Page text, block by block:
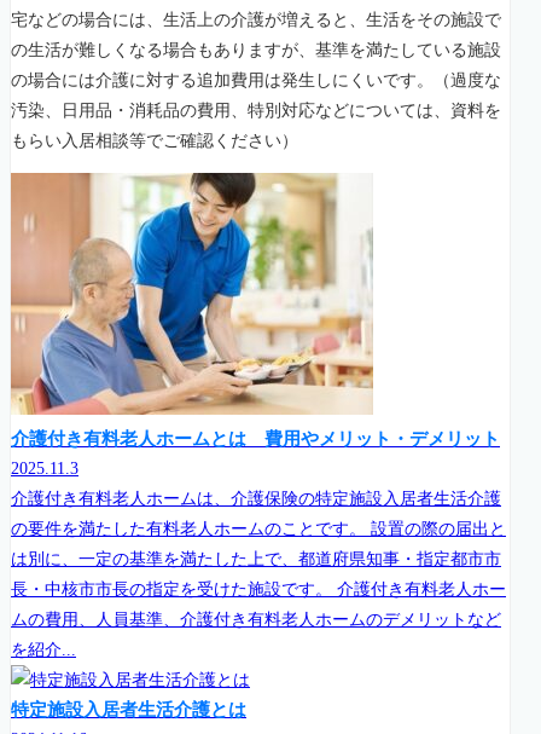
宅などの場合には、生活上の介護が増えると、生活をその施設で
の生活が難しくなる場合もありますが、基準を満たしている施設
の場合には介護に対する追加費用は発生しにくいです。（過度な
汚染、日用品・消耗品の費用、特別対応などについては、資料を
もらい入居相談等でご確認ください）
介護付き有料老人ホームとは 費用やメリット・デメリット
2025.11.3
介護付き有料老人ホームは、介護保険の特定施設入居者生活介護
の要件を満たした有料老人ホームのことです。 設置の際の届出と
は別に、一定の基準を満たした上で、都道府県知事・指定都市市
長・中核市市長の指定を受けた施設です。 介護付き有料老人ホー
ムの費用、人員基準、介護付き有料老人ホームのデメリットなど
を紹介...
特定施設入居者生活介護とは